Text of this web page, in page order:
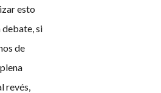
esto
debate, si
de
revés,